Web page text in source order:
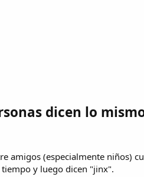
dicen lo
amigos (especialmente niños)
y luego dicen "jinx".